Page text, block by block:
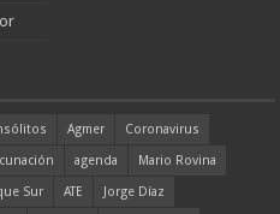
Agmer
Coronavirus
agenda
Mario Rovina
Sur ATE
Jorge Díaz